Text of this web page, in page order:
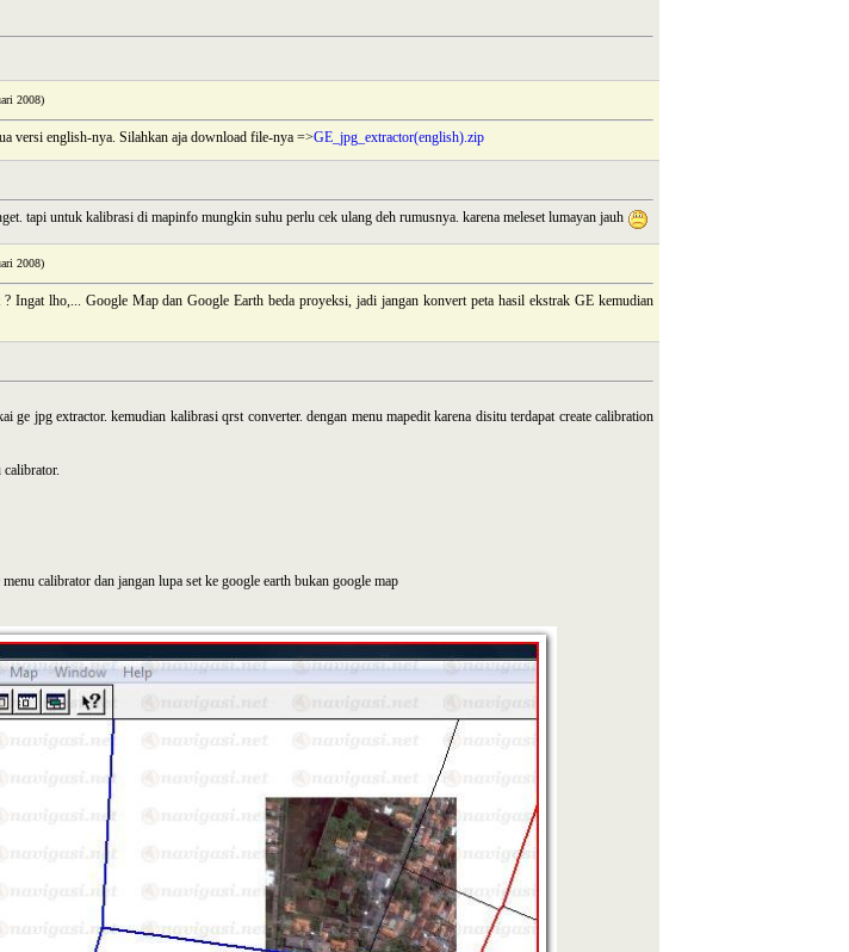
2008)
versi english-nya. Silahkan aja download file-nya =>GE_jpg_extractor(english).zip
tapi untuk kalibrasi di mapinfo mungkin suhu perlu cek ulang deh rumusnya. karena meleset lumayan jauh
2008)
Ingat lho,... Google Map dan Google Earth beda proyeksi, jadi jangan konvert peta hasil ekstrak GE kemudian
ge jpg extractor. kemudian kalibrasi qrst converter. dengan menu mapedit karena disitu terdapat create calibration
calibrator dan jangan lupa set ke google earth bukan google map